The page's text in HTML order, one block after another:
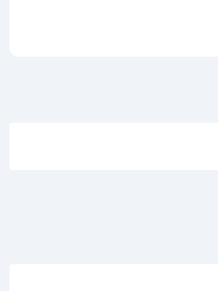
Bộ xúc sắc 6 mặt Brook đựng
Trên hành trình này, Kratos và
Cửu giới, chạm mặt các quái vật